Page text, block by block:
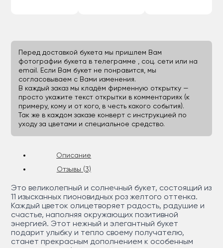
Перед доставкой букета мы пришлем Вам
фотографии букета в телеграмме , соц. сети или на
email. Если Вам букет не понравится, мы
согласовываем с Вами изменения.
В каждый заказ мы кладём фирменную открытку —
просто укажите текст открытки в комментариях (к
примеру, кому и от кого, в честь какого события).
Так же в каждом заказе конверт с инструкцией по
уходу за цветами и специальное средство.
Описание
Отзывы (3)
Это великолепный и солнечный букет, состоящий из
11 изысканных пионовидных роз желтого оттенка.
Каждый цветок олицетворяет радость, радушие и
счастье, наполняя окружающих позитивной
энергией. Этот нежный и элегантный букет
подарит улыбку и тепло своему получателю,
станет прекрасным дополнением к особенным